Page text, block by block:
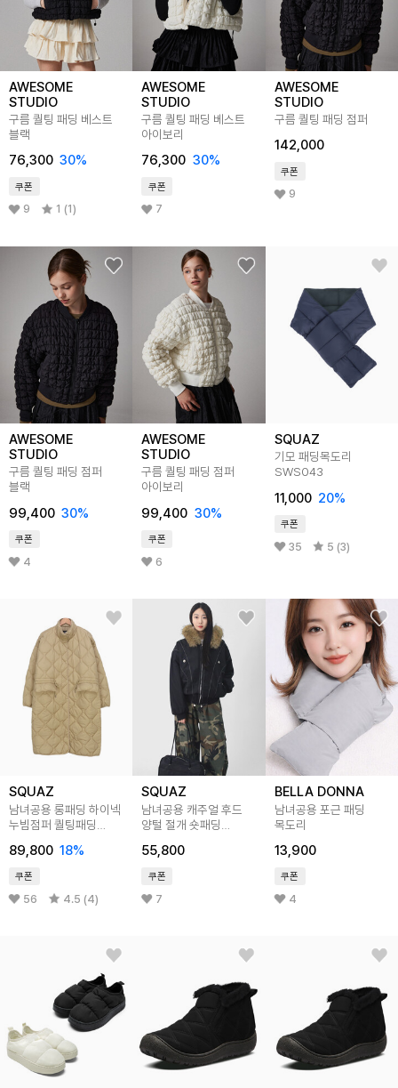
AWESOME
STUDIO
구름 퀄팅 패딩 베스트
블랙
76,300 30%
쿠폰
9 1 (1)
AWESOME
STUDIO
구름 퀄팅 패딩 베스트
아이보리
76,300 30%
쿠폰
7
AWESOME
STUDIO
구름 퀄팅 패딩 점퍼
142,000
쿠폰
9
AWESOME
STUDIO
구름 퀄팅 패딩 점퍼
블랙
99,400 30%
쿠폰
4
AWESOME
STUDIO
구름 퀄팅 패딩 점퍼
아이보리
99,400 30%
쿠폰
6
SQUAZ
기모 패딩목도리
SWS043
11,000 20%
쿠폰
35 5 (3)
SQUAZ
남녀공용 롱패딩 하이넥
누빔점퍼 퀄팅패딩
89,800 18%
쿠폰
56 4.5 (4)
SQUAZ
남녀공용 캐주얼 후드
양털 절개 숏패딩
55,800
쿠폰
7
BELLA DONNA
남녀공용 포근 패딩
목도리
13,900
쿠폰
4